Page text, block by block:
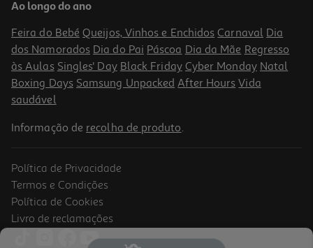
9.56 €/un
9,56 €
Rebuçado Sem Acucar Ricola Mentol 50g
Ao longo do ano
Feira do Bebé Queijos, Vinhos e Enchidos Carnaval Dia
dos Namorados Dia do Pai Páscoa Dia da Mãe Regresso
às Aulas Singles' Day Black Friday Cyber Monday Natal
Boxing Days Samsung Unpacked After Hours Vida
saudável
Informação de recolha de produto.
Política de Privacidade
Termos e Condições
Política de Cookies
Livro de reclamações